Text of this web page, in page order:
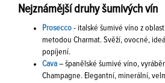
Nejznámější druhy šumivých vín
Prosecco - italské šumivé víno z
metodou Charmat. Svěží, ovocné,
popíjení.
Cava – španělské šumivé víno,
Champagne. Elegantní, minerální,